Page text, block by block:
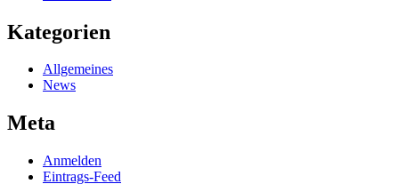
Kategorien
Allgemeines
News
Meta
Anmelden
Eintrags-Feed